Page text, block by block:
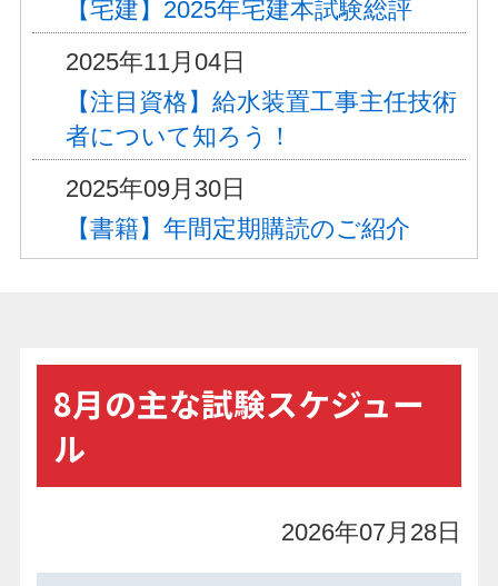
【宅建】2025年宅建本試験総評
2025年11月04日
【注目資格】給水装置工事主任技術
者について知ろう！
2025年09月30日
【書籍】年間定期購読のご紹介
8月の主な試験スケジュー
ル
2026年07月28日